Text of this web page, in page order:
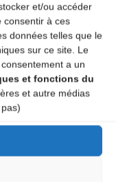
et/ou accéder
consentir à ces
données telles que le
sur ce site. Le
a un
et fonctions du
et autre médias
04.71.66.40.24
Lachalm)